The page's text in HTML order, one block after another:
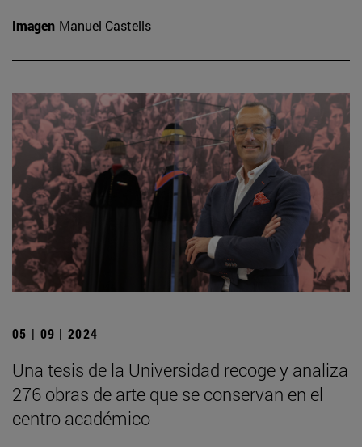
Imagen Manuel Castells
05 | 09 | 2024
Una tesis de la Universidad recoge y analiza
276 obras de arte que se conservan en el
centro académico